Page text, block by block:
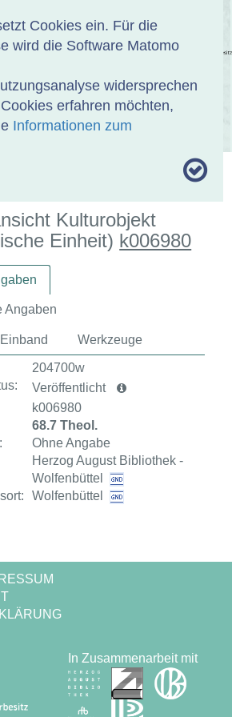
Cookies ein. Für die
wird die Software Matomo
widersprechen
erfahren möchten,
Informationen zum
SUCHE
Kulturobjekt
Einheit) k006980
Angaben
Werkzeuge
204700w
Veröffentlicht
k006980
68.7 Theol.
Ohne Angabe
Herzog August Bibliothek -
Wolfenbüttel
Wolfenbüttel
In Zusammenarbeit mit